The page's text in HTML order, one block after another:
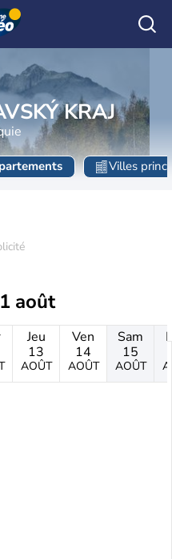
KRAJ
Villes
août
Jeu
13
AOÛT
Ven
14
AOÛT
Sam
15
AOÛT